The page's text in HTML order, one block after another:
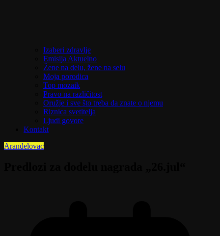
Izaberi zdravlje
Emisija Aktuelno
Žene na delu, žene na selu
Moja porodica
Top mozaik
Pravo na različitost
Oružje i sve što treba da znate o njemu
Riznica svetitelja
Ljudi govore
Kontakt
Aranđelovac